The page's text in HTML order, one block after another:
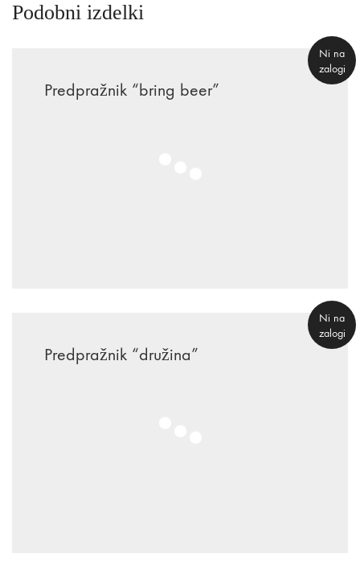
Podobni izdelki
Predpražnik “bring beer”
Ni na
zalogi
Predpražnik “družina”
Ni na
zalogi